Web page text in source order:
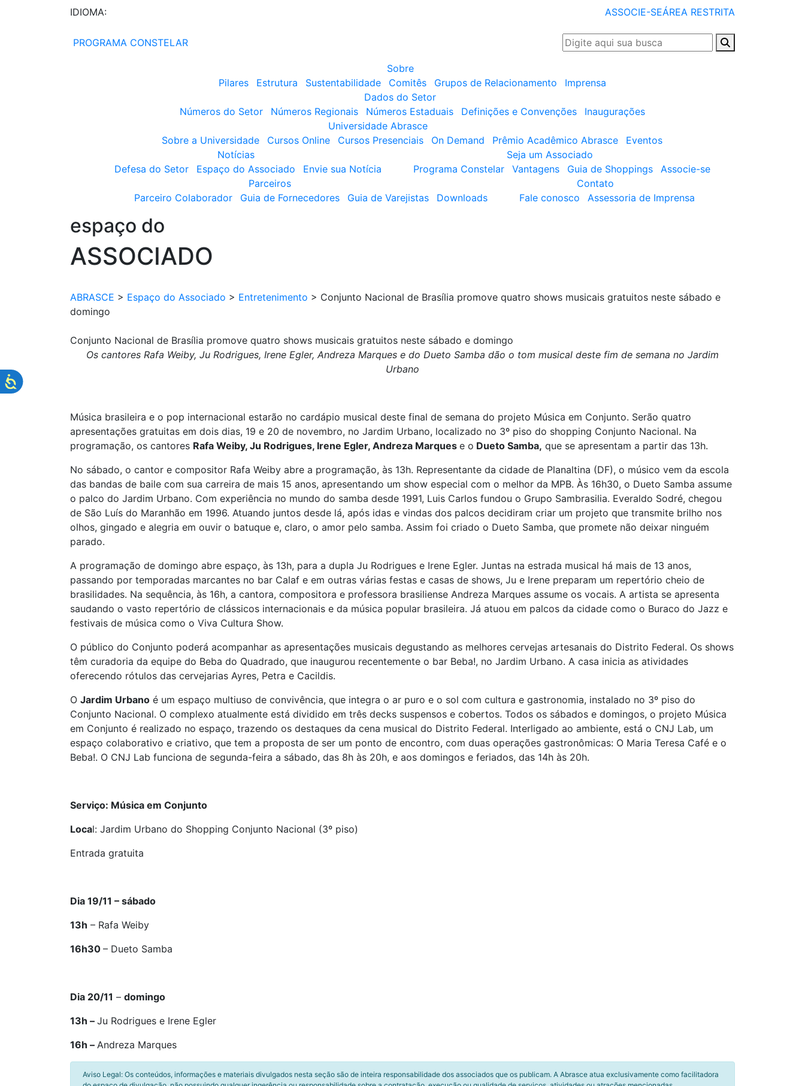
IDIOMA: ASSOCIE-SEÁREA RESTRITA
PROGRAMA CONSTELAR
Sobre
Pilares
Estrutura Sustentabilidade Comitês Grupos de Relacionamento
Imprensa
Dados do Setor
Números do Setor
Números Regionais Números Estaduais Definições e Convenções
Inaugurações
Universidade Abrasce
Sobre a Universidade
Cursos Online Cursos Presenciais On Demand Prêmio Acadêmico Abrasce
Eventos
Notícias
Defesa do Setor
Espaço do Associado Envie sua Notícia
Seja um Associado
Programa Constelar
Vantagens Guia de Shoppings
Associe-se
Parceiros
Parceiro Colaborador
Guia de Fornecedores Guia de Varejistas Downloads
Contato
Fale conosco
Assessoria de Imprensa
espaço do
ASSOCIADO
ABRASCE > Espaço do Associado > Entretenimento > Conjunto Nacional de Brasília promove quatro shows musicais gratuitos neste sábado e
domingo
Conjunto Nacional de Brasília promove quatro shows musicais gratuitos neste sábado e domingo
Os cantores Rafa Weiby, Ju Rodrigues, Irene Egler, Andreza Marques e do Dueto Samba dão o tom musical deste fim de semana no Jardim
Urbano
Música brasileira e o pop internacional estarão no cardápio musical deste final de semana do projeto Música em Conjunto. Serão quatro
apresentações gratuitas em dois dias, 19 e 20 de novembro, no Jardim Urbano, localizado no 3º piso do shopping Conjunto Nacional. Na
programação, os cantores Rafa Weiby, Ju Rodrigues, Irene Egler, Andreza Marques e o Dueto Samba, que se apresentam a partir das 13h.
No sábado, o cantor e compositor Rafa Weiby abre a programação, às 13h. Representante da cidade de Planaltina (DF), o músico vem da escola
das bandas de baile com sua carreira de mais 15 anos, apresentando um show especial com o melhor da MPB. Às 16h30, o Dueto Samba assume
o palco do Jardim Urbano. Com experiência no mundo do samba desde 1991, Luis Carlos fundou o Grupo Sambrasilia. Everaldo Sodré, chegou
de São Luís do Maranhão em 1996. Atuando juntos desde lá, após idas e vindas dos palcos decidiram criar um projeto que transmite brilho nos
olhos, gingado e alegria em ouvir o batuque e, claro, o amor pelo samba. Assim foi criado o Dueto Samba, que promete não deixar ninguém
parado.
A programação de domingo abre espaço, às 13h, para a dupla Ju Rodrigues e Irene Egler. Juntas na estrada musical há mais de 13 anos,
passando por temporadas marcantes no bar Calaf e em outras várias festas e casas de shows, Ju e Irene preparam um repertório cheio de
brasilidades. Na sequência, às 16h, a cantora, compositora e professora brasiliense Andreza Marques assume os vocais. A artista se apresenta
saudando o vasto repertório de clássicos internacionais e da música popular brasileira. Já atuou em palcos da cidade como o Buraco do Jazz e
festivais de música como o Viva Cultura Show.
O público do Conjunto poderá acompanhar as apresentações musicais degustando as melhores cervejas artesanais do Distrito Federal. Os shows
têm curadoria da equipe do Beba do Quadrado, que inaugurou recentemente o bar Beba!, no Jardim Urbano. A casa inicia as atividades
oferecendo rótulos das cervejarias Ayres, Petra e Cacildis.
O Jardim Urbano é um espaço multiuso de convivência, que integra o ar puro e o sol com cultura e gastronomia, instalado no 3º piso do
Conjunto Nacional. O complexo atualmente está dividido em três decks suspensos e cobertos. Todos os sábados e domingos, o projeto Música
em Conjunto é realizado no espaço, trazendo os destaques da cena musical do Distrito Federal. Interligado ao ambiente, está o CNJ Lab, um
espaço colaborativo e criativo, que tem a proposta de ser um ponto de encontro, com duas operações gastronômicas: O Maria Teresa Café e o
Beba!. O CNJ Lab funciona de segunda-feira a sábado, das 8h às 20h, e aos domingos e feriados, das 14h às 20h.
Serviço: Música em Conjunto
Local: Jardim Urbano do Shopping Conjunto Nacional (3º piso)
Entrada gratuita
Dia 19/11 – sábado
13h – Rafa Weiby
16h30 – Dueto Samba
Dia 20/11 – domingo
13h – Ju Rodrigues e Irene Egler
16h – Andreza Marques
Aviso Legal: Os conteúdos, informações e materiais divulgados nesta seção são de inteira responsabilidade dos associados que os publicam. A Abrasce atua exclusivamente como facilitadora